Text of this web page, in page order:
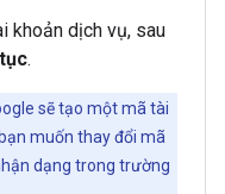
khoản dịch vụ, sau
.
sẽ tạo một mã tài
muốn thay đổi mã
dạng trong trường